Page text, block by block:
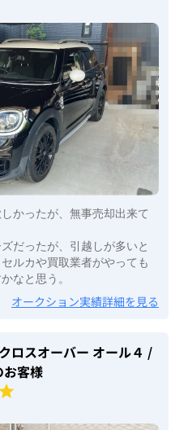
かったが、無事売却出来て
だったが、引越しが多いと
ルカや買取業者がやっても
なと思う。
オークション実績詳細を見る
ロスオーバー オール４ /
お客様